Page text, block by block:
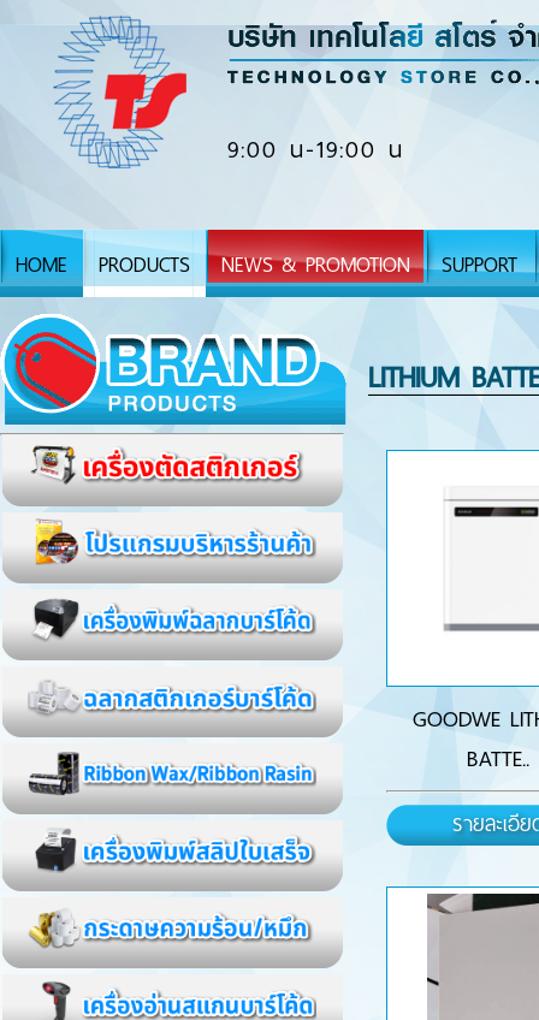
9:00 น-19:00 น
HOME PRODUCTS NEWS & PROMOTION SUPPORT
LITHIUM
GOODWE
BATTE..
รายละเอี